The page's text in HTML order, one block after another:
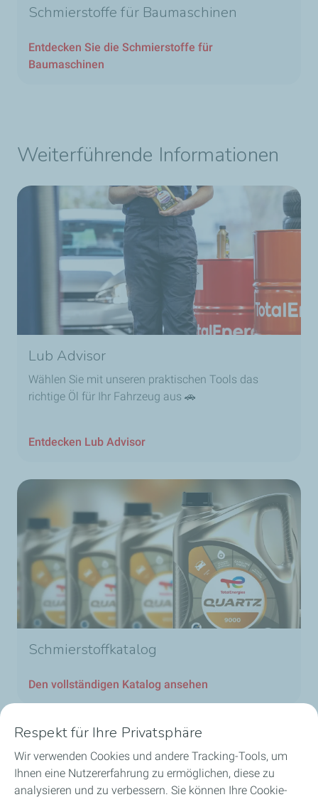
Schmierstoffe für Baumaschinen
Entdecken Sie die Schmierstoffe für
Baumaschinen
Weiterführende Informationen
Lub Advisor
Wählen Sie mit unseren praktischen Tools das
richtige Öl für Ihr Fahrzeug aus 🚗
Entdecken Lub Advisor
Schmierstoffkatalog
Den vollständigen Katalog ansehen
Unsere Geschäftsbereiche in Luxemburg
Respekt für Ihre Privatsphäre
Wir verwenden Cookies und andere Tracking-Tools, um
Ihnen eine Nutzererfahrung zu ermöglichen, diese zu
analysieren und zu verbessern. Sie können Ihre Cookie-